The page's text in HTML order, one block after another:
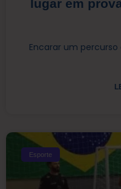
lugar em
Encarar um
Esporte